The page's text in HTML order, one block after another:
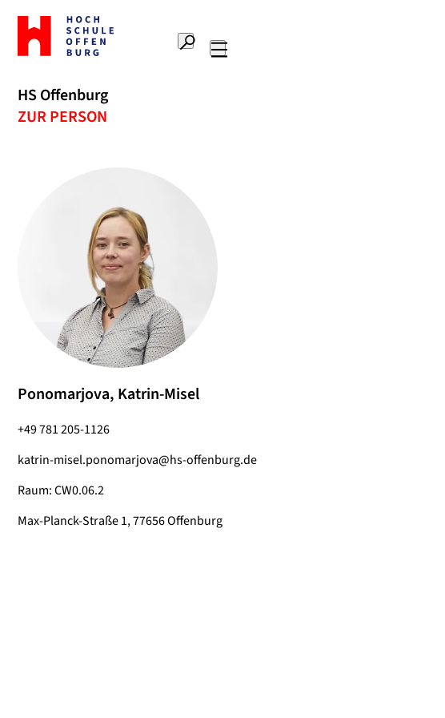
Zur
Startseite
Hochschule
Suche
HS Offenburg
ZUR PERSON
Ponomarjova, Katrin-Misel
+49 781 205-1126
katrin-misel.ponomarjova@hs-offenburg.de
Raum: CW0.06.2
Max-Planck-Straße 1, 77656 Offenburg